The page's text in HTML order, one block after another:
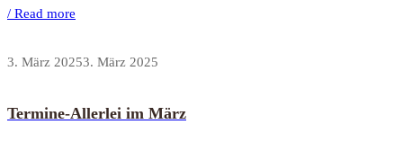
/ Read more
3. März 20253. März 2025
Termine-Allerlei im März